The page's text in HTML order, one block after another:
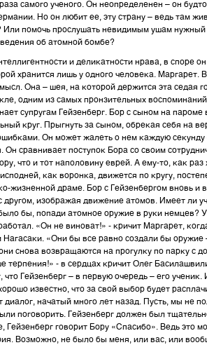
самого ученого. Он неопределенен – он
Но он любит ее, эту страну – ведь там
Или помочь прослушать невидимым ушам
об атомной бомбе?
и деликатности нрава, в споре
хранится лишь у одного человека. Маргарет.
Она – шея, на которой держится эта
одним из самых пронзительных
супругам Гейзенберг. Бор с сыном на
круг. Прыгнуть за сыном, обрекая себя на
Он может жалеть о нем каждую секунду
Он сравнивает поступок Бора со своим
что и тот наполовину еврей. А ему-то, как
как воронка, движется по кругу,
жизненной драме. Бор с Гейзенбергом вновь и
другом, изображая движение атомов. Имеет ли
бы, попади атомное оружие в руки немцев? У
«Он не виноват!» - кричит Маргарет,
«Они бы все равно создали бы
они снова возвращаются на прогулку по парку
терпения!» - в сердцах кричит Олег
Гейзенберг – в первую очередь – его
известно, что за свой выбор будет
начатый много лет назад. Пусть, мы не
поговорить. Гейзенберг должен был
говорит Бору «Спасибо». Ведь это
Возможно, не было бы меня, или вас, или